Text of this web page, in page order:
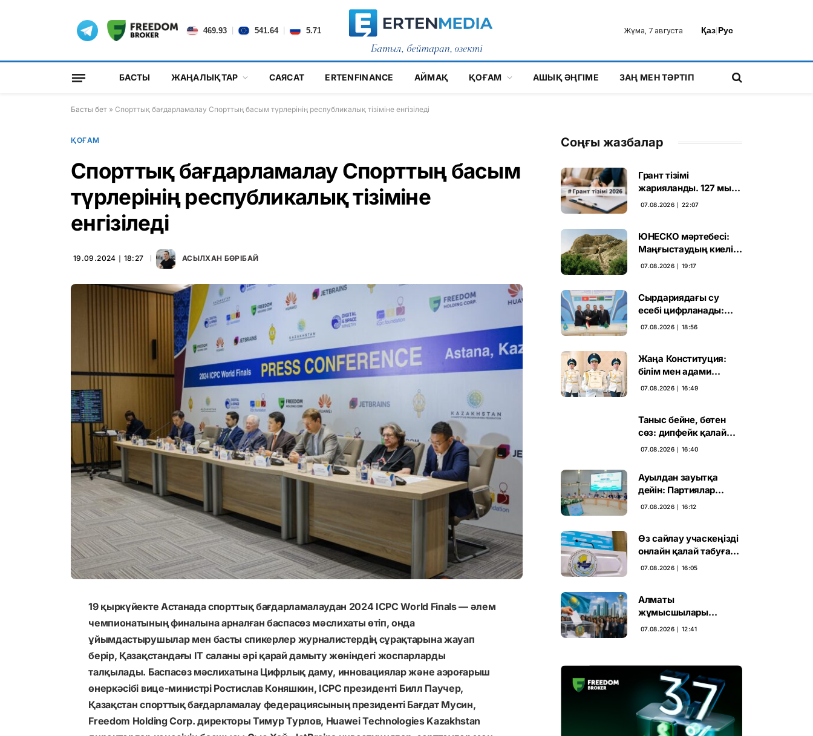
469.93 541.64 5.71 Жұма, 7 августа Қаз|Рус
БАСТЫ ЖАҢАЛЫҚТАР САЯСАТ ERTENFINANCE АЙМАҚ ҚОҒАМ АШЫҚ ӘҢГІМЕ ЗАҢ МЕН ТӘРТІП
Басты бет » Спорттық бағдарламалау Спорттың басым түрлерінің республикалық тізіміне енгізіледі
ҚОҒАМ
Спорттық бағдарламалау Спорттың басым
түрлерінің республикалық тізіміне
енгізіледі
19.09.2024 ∣ 18:27 АСЫЛХАН БӨРІБАЙ
19 қыркүйекте Астанада спорттық бағдарламалаудан 2024 ICPC World Finals — әлем
чемпионатының финалына арналған баспасөз мәслихаты өтіп, онда
ұйымдастырушылар мен басты спикерлер журналистердің сұрақтарына жауап
берір, Қазақстандағы ІТ саланы әрі қарай дамыту жөніндегі жоспарларды
талқылады. Баспасөз мәслихатына Цифрлық даму, инновациялар және аэроғарыш
өнеркәсібі вице-министрі Ростислав Коняшкин, ІСРС президенті Билл Паучер,
Қазақстан спорттық бағдарламалау федерациясының президенті Бағдат Мусин,
Freedom Holding Corp. директоры Тимур Турлов, Huawei Technologies Kazakhstan
Соңғы жазбалар
Грант тізімі
жарияланды. 127 мың
талапкердің
07.08.2026 ∣ 22:07
ЮНЕСКО мәртебесі:
Маңғыстаудың киелі
мұрасын қорғаудың
07.08.2026 ∣ 19:17
Сырдариядағы су
есебі цифрланады:
Орталық Азия ортақ
07.08.2026 ∣ 18:56
Жаңа Конституция:
білім мен адами
капиталға салынған
07.08.2026 ∣ 16:49
Таныс бейне, бөтен
сөз: дипфейк қалай
жұмыс істейді
07.08.2026 ∣ 16:40
Ауылдан зауытқа
дейін: Партиялар
сайлаушымен бетпе-
07.08.2026 ∣ 16:12
Өз сайлау учаскеңізді
онлайн қалай табуға
болады
07.08.2026 ∣ 16:05
Алматы
жұмысшылары
Құрылтай сайлауына
07.08.2026 ∣ 12:41